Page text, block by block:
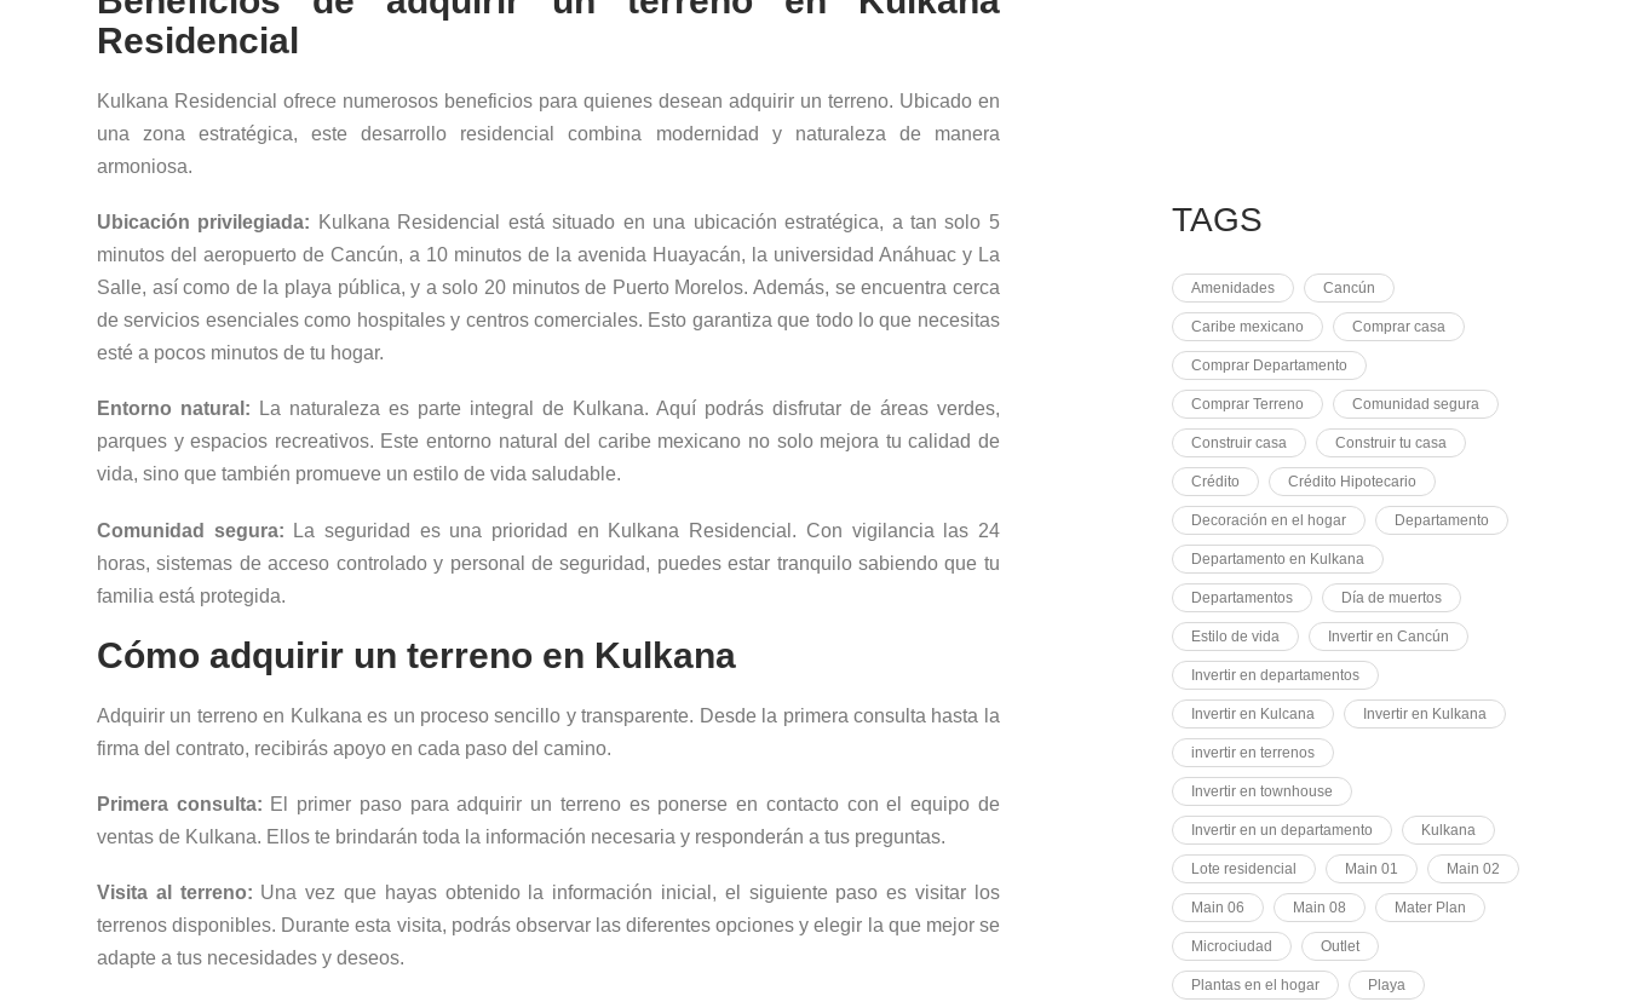
Residencial
Kulkana Residencial ofrece numerosos beneficios para quienes desean adquirir un terreno. Ubicado en
una zona estratégica, este desarrollo residencial combina modernidad y naturaleza de manera
armoniosa.
Ubicación privilegiada: Kulkana Residencial está situado en una ubicación estratégica, a tan solo 5
minutos del aeropuerto de Cancún, a 10 minutos de la avenida Huayacán, la universidad Anáhuac y La
Salle, así como de la playa pública, y a solo 20 minutos de Puerto Morelos. Además, se encuentra cerca
de servicios esenciales como hospitales y centros comerciales. Esto garantiza que todo lo que necesitas
esté a pocos minutos de tu hogar.
Entorno natural: La naturaleza es parte integral de Kulkana. Aquí podrás disfrutar de áreas verdes,
parques y espacios recreativos. Este entorno natural del caribe mexicano no solo mejora tu calidad de
vida, sino que también promueve un estilo de vida saludable.
Comunidad segura: La seguridad es una prioridad en Kulkana Residencial. Con vigilancia las 24
horas, sistemas de acceso controlado y personal de seguridad, puedes estar tranquilo sabiendo que tu
familia está protegida.
Cómo adquirir un terreno en Kulkana
Adquirir un terreno en Kulkana es un proceso sencillo y transparente. Desde la primera consulta hasta la
firma del contrato, recibirás apoyo en cada paso del camino.
Primera consulta: El primer paso para adquirir un terreno es ponerse en contacto con el equipo de
ventas de Kulkana. Ellos te brindarán toda la información necesaria y responderán a tus preguntas.
Visita al terreno: Una vez que hayas obtenido la información inicial, el siguiente paso es visitar los
terrenos disponibles. Durante esta visita, podrás observar las diferentes opciones y elegir la que mejor se
adapte a tus necesidades y deseos.
TAGS
Amenidades Cancún
Caribe mexicano Comprar casa
Comprar Departamento
Comprar Terreno Comunidad segura
Construir casa Construir tu casa
Crédito Crédito Hipotecario
Decoración en el hogar Departamento
Departamento en Kulkana
Departamentos Día de muertos
Estilo de vida Invertir en Cancún
Invertir en departamentos
Invertir en Kulcana Invertir en Kulkana
invertir en terrenos
Invertir en townhouse
Invertir en un departamento Kulkana
Lote residencial Main 01 Main 02
Main 06 Main 08 Mater Plan
Microciudad Outlet
Plantas en el hogar Playa